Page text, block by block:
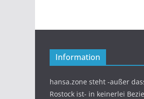
Information
hansa.zone steht -außer
Rostock ist- in keinerlei